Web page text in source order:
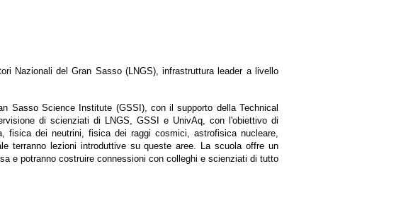
Nazionali del Gran Sasso (LNGS), infrastruttura leader a livello
Sasso Science Institute (GSSI), con il supporto della Technical
di scienziati di LNGS, GSSI e UnivAq, con l'obiettivo di
fisica dei neutrini, fisica dei raggi cosmici, astrofisica nucleare,
terranno lezioni introduttive su queste aree. La scuola offre un
e potranno costruire connessioni con colleghi e scienziati di tutto